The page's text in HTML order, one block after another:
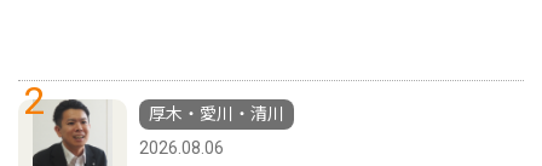
2
厚木・愛川・清川
2026.08.06